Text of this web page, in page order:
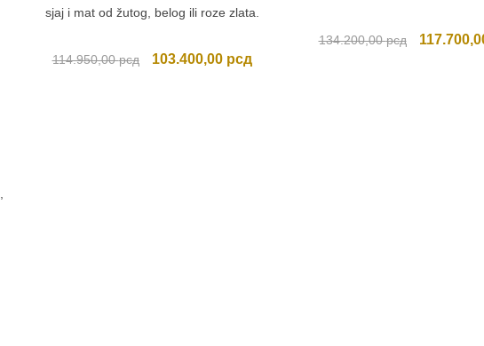
sjaj i mat od žutog, belog ili roze zlata.
114.950,00рсд
Originalna
103.400,00 рсдTrenutna
134.200,00рсд
Originalna